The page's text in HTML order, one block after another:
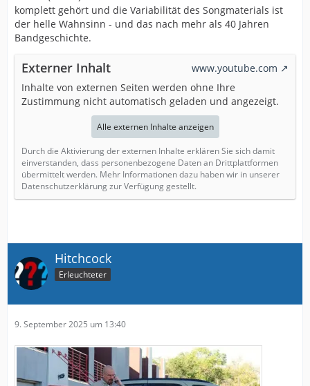
komplett gehört und die Variabilität des Songmaterials ist
der helle Wahnsinn - und das nach mehr als 40 Jahren
Bandgeschichte.
Externer Inhalt
www.youtube.com
Inhalte von externen Seiten werden ohne Ihre
Zustimmung nicht automatisch geladen und angezeigt.
Alle externen Inhalte anzeigen
Durch die Aktivierung der externen Inhalte erklären Sie sich damit
einverstanden, dass personenbezogene Daten an Drittplattformen
übermittelt werden. Mehr Informationen dazu haben wir in unserer
Datenschutzerklärung zur Verfügung gestellt.
Hitchcock
Erleuchteter
9. September 2025 um 13:40